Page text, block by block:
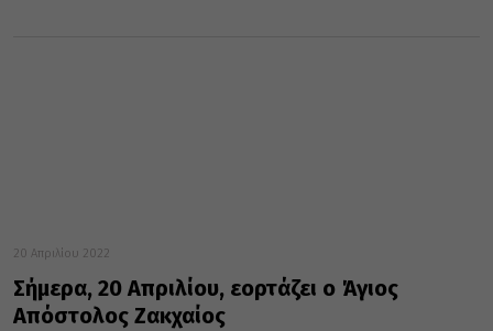
20 Απριλίου 2022
Σήμερα, 20 Απριλίου, εορτάζει ο Άγιος
Απόστολος Ζακχαίος